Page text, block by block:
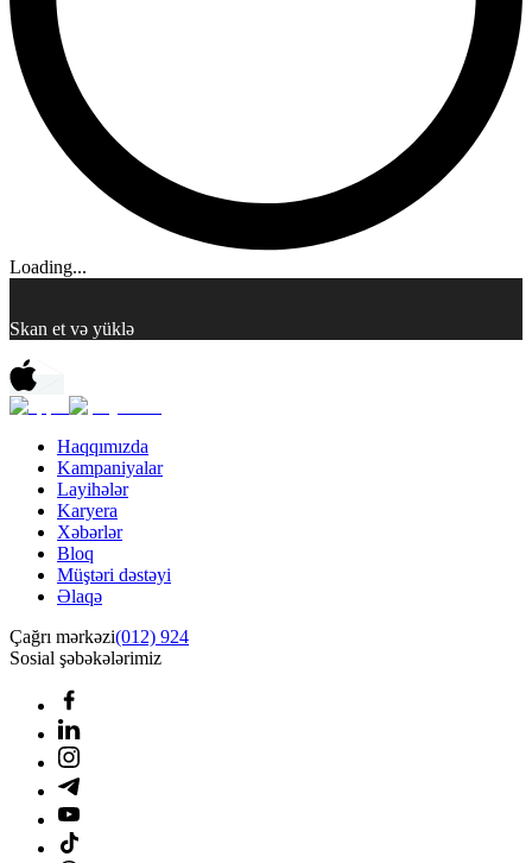
Loading...
Skan et və yüklə
Haqqımızda
Kampaniyalar
Layihələr
Karyera
Xəbərlər
Bloq
Müştəri dəstəyi
Əlaqə
Çağrı mərkəzi(012) 924
Sosial şəbəkələrimiz